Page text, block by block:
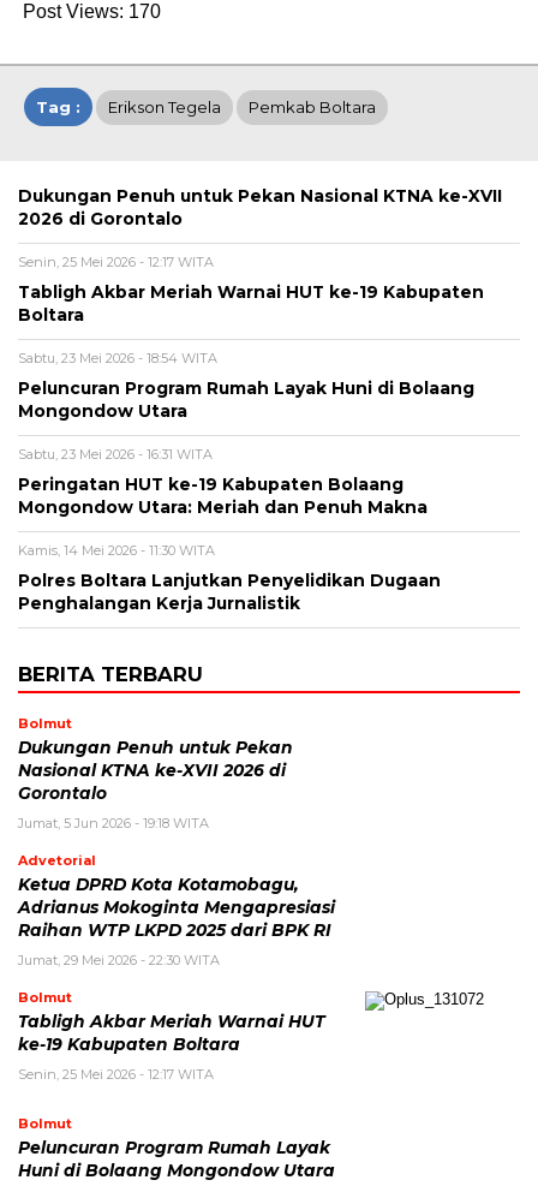
Post Views: 170
Tag : Erikson Tegela Pemkab Boltara
Dukungan Penuh untuk Pekan Nasional KTNA ke-XVII
2026 di Gorontalo
Senin, 25 Mei 2026 - 12:17 WITA
Tabligh Akbar Meriah Warnai HUT ke-19 Kabupaten
Boltara
Sabtu, 23 Mei 2026 - 18:54 WITA
Peluncuran Program Rumah Layak Huni di Bolaang
Mongondow Utara
Sabtu, 23 Mei 2026 - 16:31 WITA
Peringatan HUT ke-19 Kabupaten Bolaang
Mongondow Utara: Meriah dan Penuh Makna
Kamis, 14 Mei 2026 - 11:30 WITA
Polres Boltara Lanjutkan Penyelidikan Dugaan
Penghalangan Kerja Jurnalistik
BERITA TERBARU
Bolmut
Dukungan Penuh untuk Pekan
Nasional KTNA ke-XVII 2026 di
Gorontalo
Jumat, 5 Jun 2026 - 19:18 WITA
Advetorial
Ketua DPRD Kota Kotamobagu,
Adrianus Mokoginta Mengapresiasi
Raihan WTP LKPD 2025 dari BPK RI
Jumat, 29 Mei 2026 - 22:30 WITA
Bolmut
Tabligh Akbar Meriah Warnai HUT
ke-19 Kabupaten Boltara
Senin, 25 Mei 2026 - 12:17 WITA
Bolmut
Peluncuran Program Rumah Layak
Huni di Bolaang Mongondow Utara